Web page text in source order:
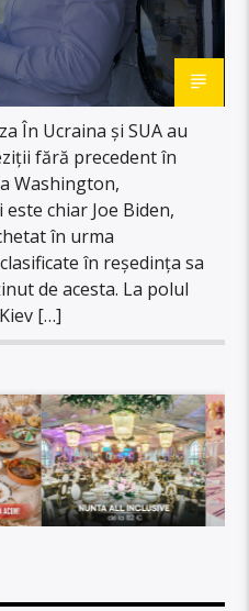
În Ucraina și SUA au
fără precedent în
Washington,
chiar Joe Biden,
în urma
în reședința sa
de acesta. La polul
[…]